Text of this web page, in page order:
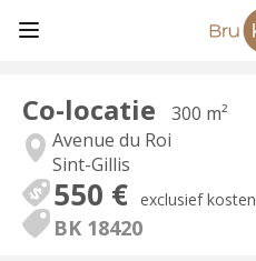
Co-locatie
300 m²
Avenue du Roi
Sint-Gillis
550 € exclusief kosten
BK 18420